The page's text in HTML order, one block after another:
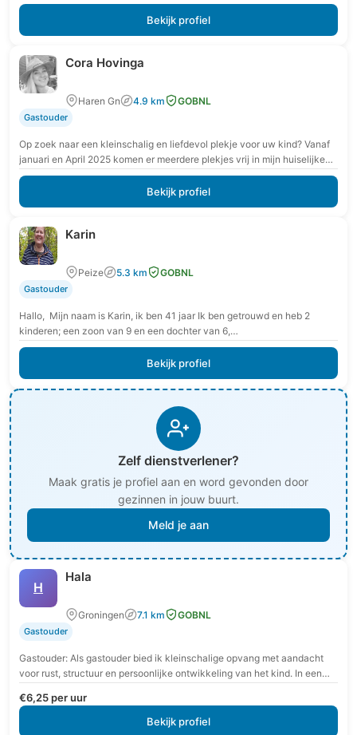
Bekijk profiel
Cora Hovinga
Haren Gn 4.9 km GOBNL
Gastouder
Op zoek naar een kleinschalig en liefdevol plekje voor uw kind? Vanaf
januari en April 2025 komen er meerdere plekjes vrij in mijn huiselijke
en…
Bekijk profiel
Karin
Peize 5.3 km GOBNL
Gastouder
Hallo, Mijn naam is Karin, ik ben 41 jaar Ik ben getrouwd en heb 2
kinderen; een zoon van 9 en een dochter van 6,…
Bekijk profiel
Zelf dienstverlener?
Maak gratis je profiel aan en word gevonden door
gezinnen in jouw buurt.
Meld je aan
H
Hala
Groningen 7.1 km GOBNL
Gastouder
Gastouder: Als gastouder bied ik kleinschalige opvang met aandacht
voor rust, structuur en persoonlijke ontwikkeling van het kind. In een
€6,25 per uur
Bekijk profiel